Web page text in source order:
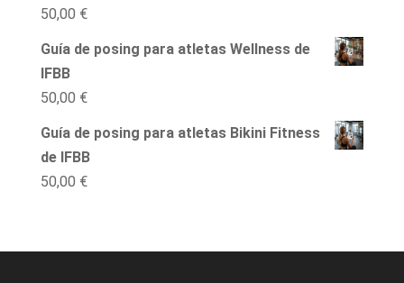
50,00 €
Guía de posing para atletas Wellness de
IFBB
50,00 €
Guía de posing para atletas Bikini Fitness
de IFBB
50,00 €